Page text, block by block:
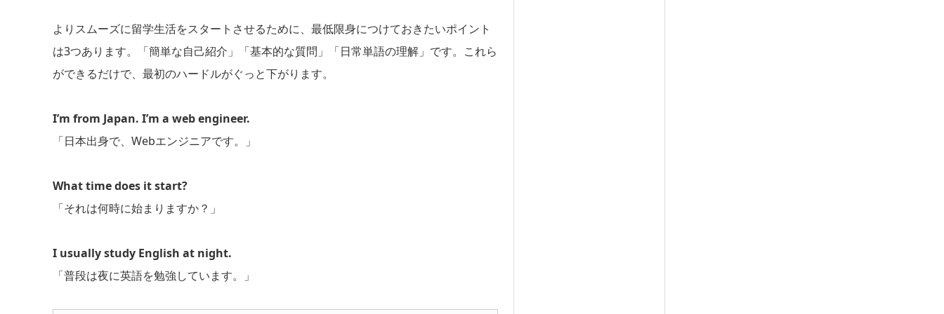
よりスムーズに留学生活をスタートさせるために、最低限身につけておきたいポイント
は3つあります。「簡単な自己紹介」「基本的な質問」「日常単語の理解」です。これら
ができるだけで、最初のハードルがぐっと下がります。
I’m from Japan. I’m a web engineer.
「日本出身で、Webエンジニアです。」
What time does it start?
「それは何時に始まりますか？」
I usually study English at night.
「普段は夜に英語を勉強しています。」